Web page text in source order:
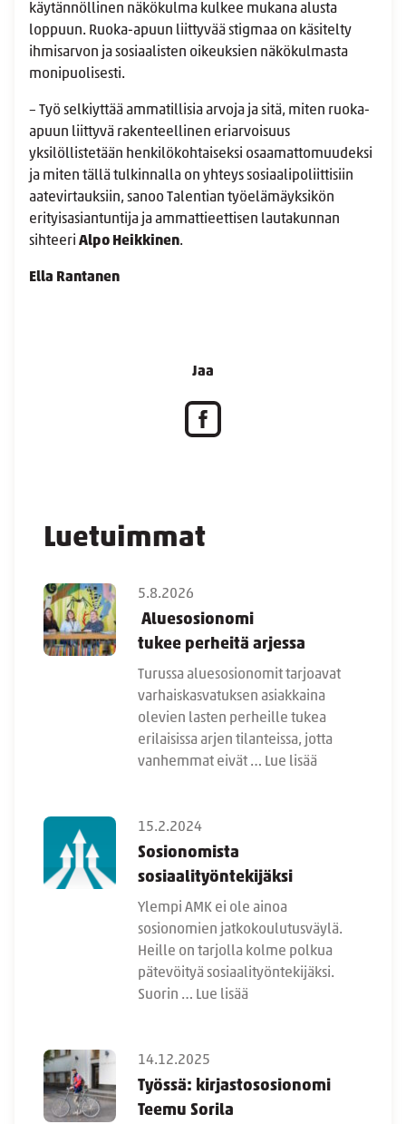
Luetuimmat
5.8.2026
Aluesosionomi
tukee perheitä arjessa
Turussa aluesosionomit tarjoavat
varhaiskasvatuksen asiakkaina
olevien lasten perheille tukea
erilaisissa arjen tilanteissa, jotta
vanhemmat eivät … Lue lisää
15.2.2024
Sosionomista
sosiaalityöntekijäksi
Ylempi AMK ei ole ainoa
sosionomien jatkokoulutusväylä.
Heille on tarjolla kolme polkua
pätevöityä sosiaalityöntekijäksi.
Suorin … Lue lisää
14.12.2025
Työssä: kirjastososionomi
Teemu Sorila
käytännöllinen näkökulma kulkee mukana alusta
loppuun. Ruoka-apuun liittyvää stigmaa on käsitelty
ihmisarvon ja sosiaalisten oikeuksien näkökulmasta
monipuolisesti.
– Työ selkiyttää ammatillisia arvoja ja sitä, miten ruoka-
apuun liittyvä rakenteellinen eriarvoisuus
yksilöllistetään henkilökohtaiseksi osaamattomuudeksi
ja miten tällä tulkinnalla on yhteys sosiaalipoliittisiin
aatevirtauksiin, sanoo Talentian työelämäyksikön
erityisasiantuntija ja ammattieettisen lautakunnan
sihteeri Alpo Heikkinen.
Ella Rantanen
Jaa